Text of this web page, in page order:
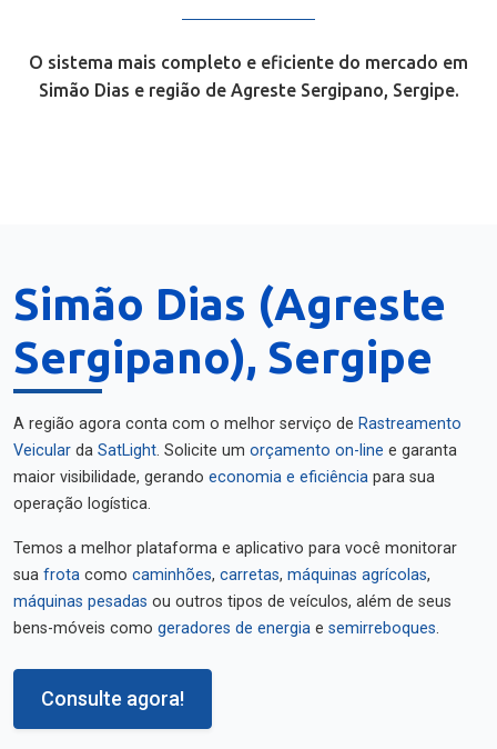
O sistema mais completo e eficiente do mercado em
Simão Dias e região de Agreste Sergipano, Sergipe.
Simão Dias (Agreste
Sergipano), Sergipe
A região agora conta com o melhor serviço de Rastreamento
Veicular da SatLight. Solicite um orçamento on-line e garanta
maior visibilidade, gerando economia e eficiência para sua
operação logística.
Temos a melhor plataforma e aplicativo para você monitorar
sua frota como caminhões, carretas, máquinas agrícolas,
máquinas pesadas ou outros tipos de veículos, além de seus
bens-móveis como geradores de energia e semirreboques.
Consulte agora!